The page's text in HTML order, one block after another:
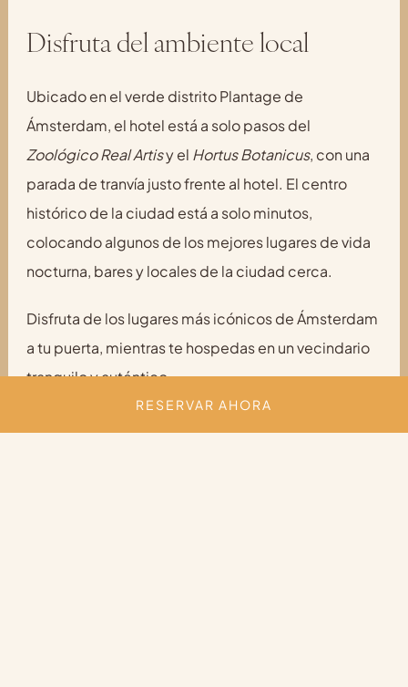
RESERVAR AHORA
Disfruta del ambiente local
Ubicado en el verde distrito Plantage de
Ámsterdam, el hotel está a solo pasos del
Zoológico Real Artisy el Hortus Botanicus, con una
parada de tranvía justo frente al hotel. El centro
histórico de la ciudad está a solo minutos,
colocando algunos de los mejores lugares de vida
nocturna, bares y locales de la ciudad cerca.
Disfruta de los lugares más icónicos de Ámsterdam
a tu puerta, mientras te hospedas en un vecindario
tranquilo y auténtico.
RESERVAR AHORA